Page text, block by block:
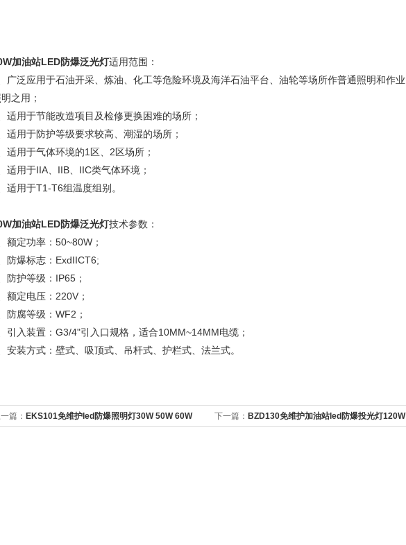
加油站LED防爆泛光灯适用范围：
广泛应用于石油开采、炼油、化工等危险环境及海洋石油平台、油轮等场所作普通照明和作业
之用；
适用于节能改造项目及检修更换困难的场所；
适用于防护等级要求较高、潮湿的场所；
适用于气体环境的1区、2区场所；
适用于IIA、IIB、IIC类气体环境；
适用于T1-T6组温度组别。
加油站LED防爆泛光灯技术参数：
额定功率：50~80W；
防爆标志：ExdIICT6;
防护等级：IP65；
额定电压：220V；
防腐等级：WF2；
引入装置：G3/4"引入口规格，适合10MM~14MM电缆；
安装方式：壁式、吸顶式、吊杆式、护栏式、法兰式。
篇： EKS101免维护led防爆照明灯30W 50W 60W 下一篇： BZD130免维护加油站led防爆投光灯120W